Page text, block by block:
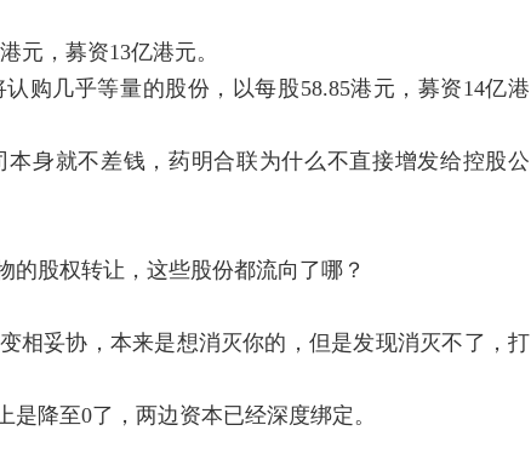
，募资13亿港元。
几乎等量的股份，以每股58.85港元，募资14亿港
就不差钱，药明合联为什么不直接增发给控股公
股权转让，这些股份都流向了哪？
妥协，本来是想消灭你的，但是发现消灭不了，打
降至0了，两边资本已经深度绑定。